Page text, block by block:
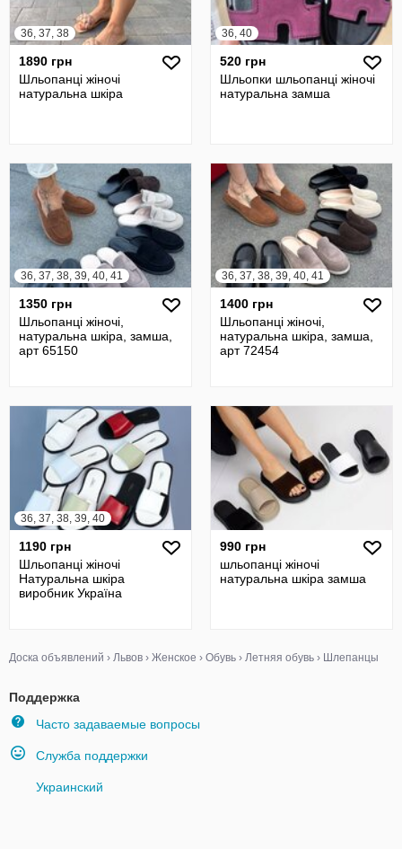
36, 37, 38
1890 грн
Шльопанці жіночі
натуральна шкіра
36, 40
520 грн
Шльопки шльопанці жіночі
натуральна замша
36, 37, 38, 39, 40, 41
1350 грн
Шльопанці жіночі,
натуральна шкіра, замша,
арт 65150
36, 37, 38, 39, 40, 41
1400 грн
Шльопанці жіночі,
натуральна шкіра, замша,
арт 72454
36, 37, 38, 39, 40
1190 грн
Шльопанці жіночі
Натуральна шкіра
виробник Україна
990 грн
шльопанці жіночі
натуральна шкіра замша
Доска объявлений › Львов › Женское › Обувь › Летняя обувь › Шлепанцы
Поддержка
Часто задаваемые вопросы
Служба поддержки
Украинский